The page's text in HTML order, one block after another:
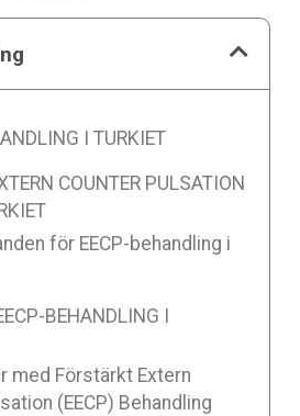
I TURKIET
COUNTER PULSATION
för EECP-behandling i
BEHANDLING I
med Förstärkt Extern
(EECP) Behandling